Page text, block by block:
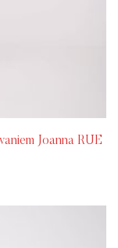
Joanna RUE